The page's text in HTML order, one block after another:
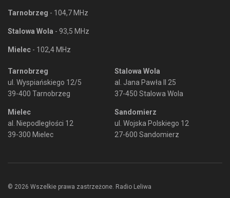
Tarnobrzeg - 104,7 MHz
Stalowa Wola - 93,5 MHz
Mielec - 102,4 MHz
Tarnobrzeg
ul. Wyspiańskiego 12/5
39-400 Tarnobrzeg
Mielec
al. Niepodległości 12
39-300 Mielec
Stalowa Wola
al. Jana Pawła II 25
37-450 Stalowa Wola
Sandomierz
ul. Wojska Polskiego 12
27-600 Sandomierz
© 2026 Wszelkie prawa zastrzeżone. Radio Leliwa